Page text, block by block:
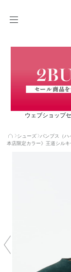
ウェブショップ
シューズ パンプス（ハ
本店限定カラー》王道シルキ